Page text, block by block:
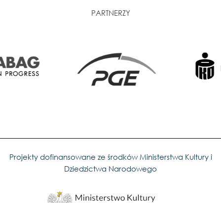
PARTNERZY
Projekty dofinansowane ze środków Ministerstwa Kultury i
Dziedzictwa Narodowego